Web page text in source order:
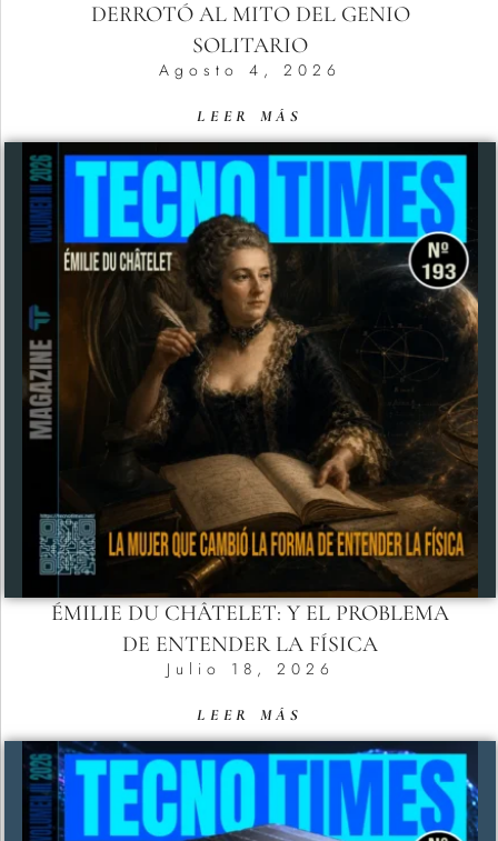
DERROTÓ AL MITO DEL GENIO
SOLITARIO
Agosto 4, 2026
LEER MÁS
ÉMILIE DU CHÂTELET: Y EL PROBLEMA
DE ENTENDER LA FÍSICA
Julio 18, 2026
LEER MÁS